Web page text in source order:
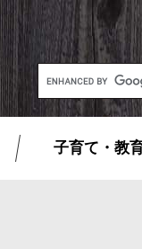
G
o
o
子育て・教